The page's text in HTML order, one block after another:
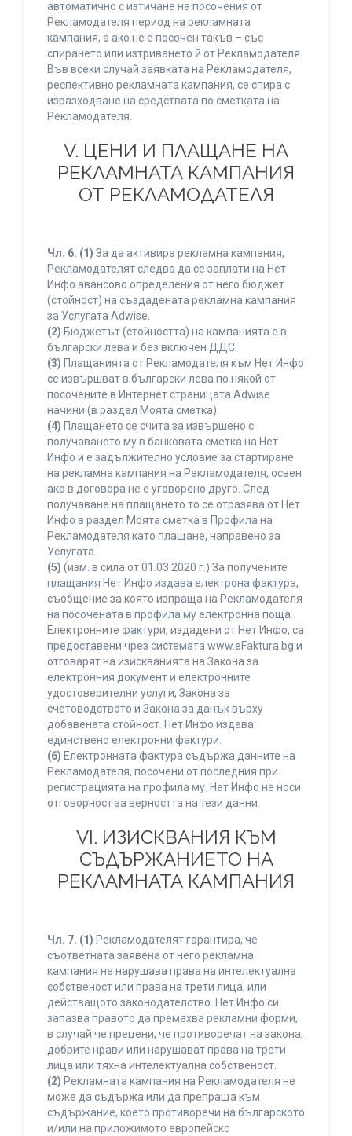
автоматично с изтичане на посочения от
Рекламодателя период на рекламната
кампания, а ако не е посочен такъв – със
спирането или изтриването й от Рекламодателя.
Във всеки случай заявката на Рекламодателя,
респективно рекламната кампания, се спира с
изразходване на средствата по сметката на
Рекламодателя.
V. ЦЕНИ И ПЛАЩАНЕ НА
РЕКЛАМНАТА КАМПАНИЯ
ОТ РЕКЛАМОДАТЕЛЯ
Чл. 6. (1) За да активира рекламна кампания,
Рекламодателят следва да се заплати на Нет
Инфо авансово определения от него бюджет
(стойност) на създадената рекламна кампания
за Услугата Adwise.
(2) Бюджетът (стойността) на кампанията е в
български лева и без включен ДДС.
(3) Плащанията от Рекламодателя към Нет Инфо
се извършват в български лева по някой от
посочените в Интернет страницата Adwise
начини (в раздел Моята сметка).
(4) Плащането се счита за извършено с
получаването му в банковата сметка на Нет
Инфо и е задължително условие за стартиране
на рекламна кампания на Рекламодателя, освен
ако в договора не е уговорено друго. След
получаване на плащането то се отразява от Нет
Инфо в раздел Моята сметка в Профила на
Рекламодателя като плащане, направено за
Услугата.
(5) (изм. в сила от 01.03.2020 г.) За получените
плащания Нет Инфо издава електрона фактура,
съобщение за която изпраща на Рекламодателя
на посочената в профила му електронна поща.
Електронните фактури, издадени от Нет Инфо, са
предоставени чрез системата www.eFaktura.bg и
отговарят на изискванията на Закона за
електронния документ и електронните
удостоверителни услуги, Закона за
счетоводството и Закона за данък върху
добавената стойност. Нет Инфо издава
единствено електронни фактури.
(6) Електронната фактура съдържа данните на
Рекламодателя, посочени от последния при
регистрацията на профила му. Нет Инфо не носи
отговорност за верността на тези данни.
VI. ИЗИСКВАНИЯ КЪМ
СЪДЪРЖАНИЕТО НА
РЕКЛАМНАТА КАМПАНИЯ
Чл. 7. (1) Рекламодателят гарантира, че
съответната заявена от него рекламна
кампания не нарушава права на интелектуална
собственост или права на трети лица, или
действащото законодателство. Нет Инфо си
запазва правото да премахва рекламни форми,
в случай че прецени, че противоречат на закона,
добрите нрави или нарушават права на трети
лица или тяхна интелектуална собственост.
(2) Рекламната кампания на Рекламодателя не
може да съдържа или да препраща към
съдържание, което противоречи на българското
и/или на приложимото европейско